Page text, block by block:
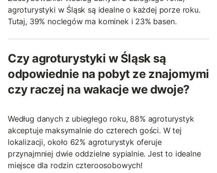
agroturystyki w Śląsk są idealne o każdej porze roku.
Tutaj, 39% noclegów ma kominek i 23% basen.
Czy agroturystyki w Śląsk są
odpowiednie na pobyt ze znajomymi
czy raczej na wakacje we dwoje?
Według danych z ubiegłego roku, 88% agroturystyk
akceptuje maksymalnie do czterech gości. W tej
lokalizacji, około 62% agroturystyk oferuje
przynajmniej dwie oddzielne sypialnie. Jest to idealne
miejsce dla rodzin czteroosobowych!